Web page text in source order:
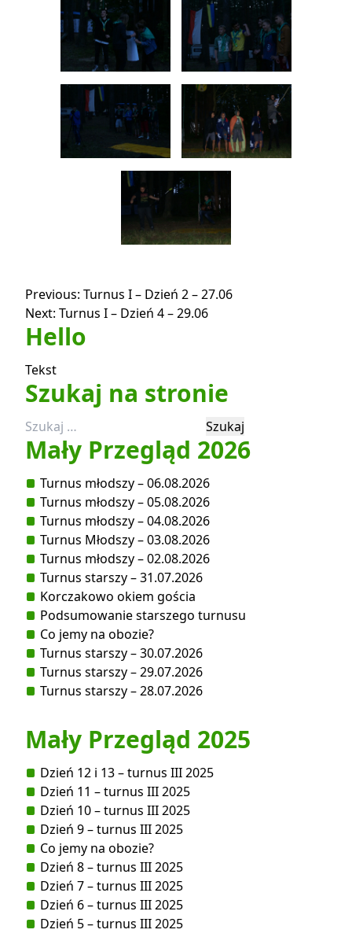
Nawigacja
wpisu
Previous: Turnus I – Dzień 2 – 27.06
Next: Turnus I – Dzień 4 – 29.06
Hello
Tekst
Szukaj na stronie
Szukaj:
Mały Przegląd 2026
Turnus młodszy – 06.08.2026
Turnus młodszy – 05.08.2026
Turnus młodszy – 04.08.2026
Turnus Młodszy – 03.08.2026
Turnus młodszy – 02.08.2026
Turnus starszy – 31.07.2026
Korczakowo okiem gościa
Podsumowanie starszego turnusu
Co jemy na obozie?
Turnus starszy – 30.07.2026
Turnus starszy – 29.07.2026
Turnus starszy – 28.07.2026
Mały Przegląd 2025
Dzień 12 i 13 – turnus III 2025
Dzień 11 – turnus III 2025
Dzień 10 – turnus III 2025
Dzień 9 – turnus III 2025
Co jemy na obozie?
Dzień 8 – turnus III 2025
Dzień 7 – turnus III 2025
Dzień 6 – turnus III 2025
Dzień 5 – turnus III 2025